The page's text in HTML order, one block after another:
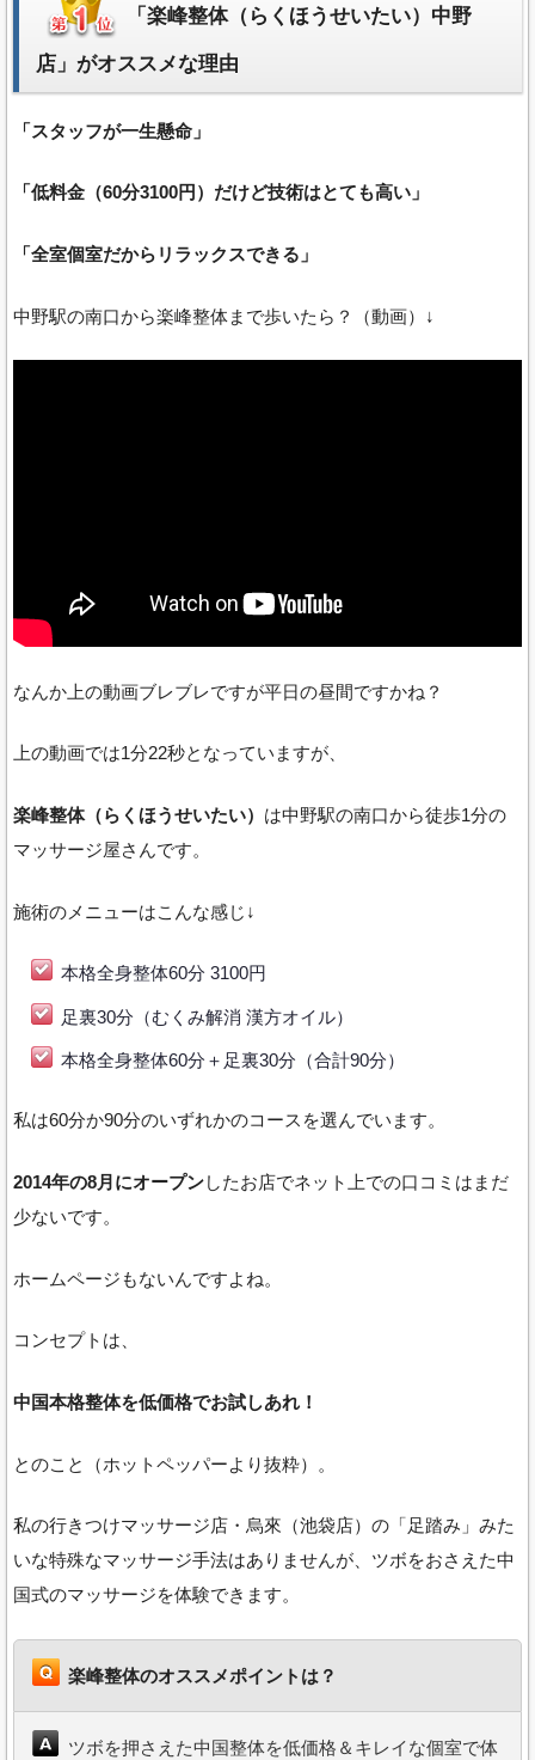
「楽峰整体（らくほうせいたい）中野
店」がオススメな理由
「スタッフが一生懸命」
「低料金（60分3100円）だけど技術はとても高い」
「全室個室だからリラックスできる」
中野駅の南口から楽峰整体まで歩いたら？（動画）↓
なんか上の動画ブレブレですが平日の昼間ですかね？
上の動画では1分22秒となっていますが、
楽峰整体（らくほうせいたい） は中野駅の南口から徒歩1分の
マッサージ屋さんです。
施術のメニューはこんな感じ↓
本格全身整体60分 3100円
足裏30分（むくみ解消 漢方オイル）
本格全身整体60分＋足裏30分（合計90分）
私は60分か90分のいずれかのコースを選んでいます。
2014年の8月にオープンしたお店でネット上での口コミはまだ
少ないです。
ホームページもないんですよね。
コンセプトは、
中国本格整体を低価格でお試しあれ！
とのこと（ホットペッパーより抜粋）。
私の行きつけマッサージ店・烏來（池袋店）の「足踏み」みた
いな特殊なマッサージ手法はありませんが、ツボをおさえた中
国式のマッサージを体験できます。
楽峰整体のオススメポイントは？
ツボを押さえた中国整体を低価格＆キレイな個室で体